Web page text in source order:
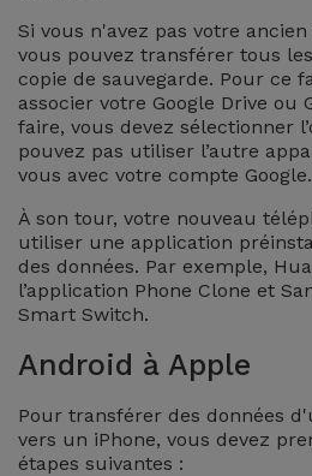
Si vous n'avez pas votre
vous pouvez transférer tous
copie de sauvegarde. Pour ce
associer votre Google Drive ou
faire, vous devez sélectionner
pouvez pas utiliser l’autre
vous avec votre compte Google.
À son tour, votre nouveau
utiliser une application
des données. Par exemple,
l’application Phone Clone et
Smart Switch.
Android à Apple
Pour transférer des données
vers un iPhone, vous devez
étapes suivantes :